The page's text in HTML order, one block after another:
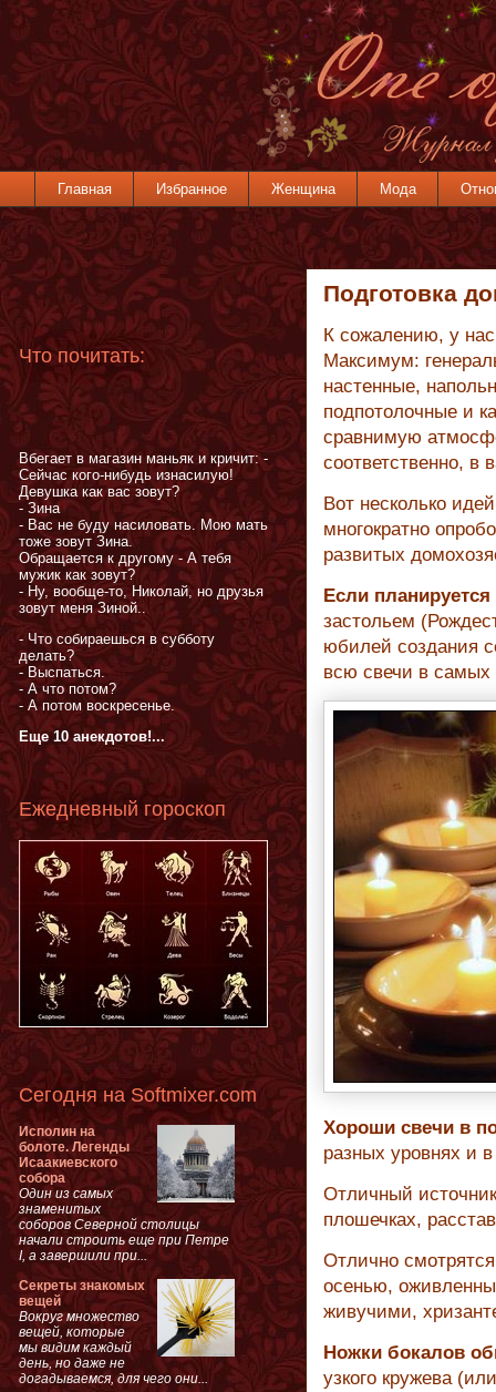
Главная Избранное Женщина Мода
Подготовка
К сожалению, у
Максимум:
настенные,
подпотолочные и
сравнимую
соответственно, в
Вот несколько
многократно
развитых
Если
застольем
юбилей создания
всю свечи в самых
Хороши свечи в
разных уровнях и
Отличный
плошечках,
Отлично
осенью,
живучими,
Ножки бокалов
узкого кружева
Что почитать:
Вбегает в магазин маньяк и кричит: -
Сейчас кого-нибудь изнасилую!
Девушка как вас зовут?
- Зина
- Вас не буду насиловать. Мою мать
тоже зовут Зина.
Обращается к другому - А тебя
мужик как зовут?
- Ну, вообще-то, Николай, но друзья
зовут меня Зиной..
- Что собираешься в субботу
делать?
- Выспаться.
- А что потом?
- А потом воскресенье.
Еще 10 анекдотов!...
Ежедневный гороскоп
Сегодня на Softmixer.com
Исполин на
болоте. Легенды
Исаакиевского
собора
Один из самых
знаменитых
соборов Северной столицы
начали строить еще при Петре
I, а завершили при...
Секреты знакомых
вещей
Вокруг множество
вещей, которые
мы видим каждый
день, но даже не
догадываемся, для чего они...